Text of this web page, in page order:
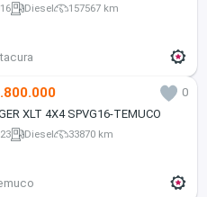
Diesel 157567 km
0
XLT 4X4 SPVG16-TEMUCO
Diesel 33870 km